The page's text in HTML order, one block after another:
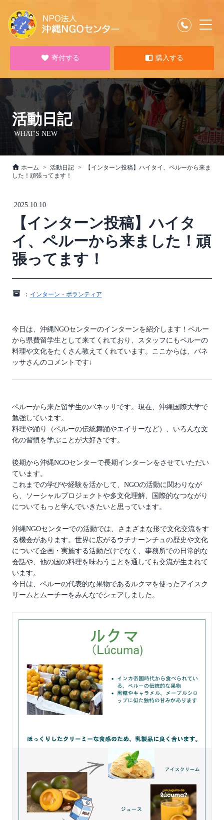
寄付する 購入する
活動日記
WHAT'S NEW
ホーム 活動日記
【インターン投稿】ハイタイ、ペルーから来ま
した！頑張ってます！
2025.10.10
【インターン投稿】ハイタ
イ、ペルーから来ました！頑
張ってます！
： インターン・ボランティア
今日は、沖縄NGOセンターのインターンを紹介します！ペルー
から県費留学生として来てくれており、スタッフにもペルーの
料理や文化をたくさん教えてくれています。ここからは、バネ
ッサさんのコメントです↓
ペルーから来た留学生のバネッサです。現在、沖縄国際大学で
勉強しています。
料理や踊り（ペルーの伝統舞踊やエイサーなど）、いろんな文
化の習慣を学ぶことが大好きです。
後期から沖縄NGOセンターで長期インターンをさせていただい
ています。
これまでの学びや経験を活かして、NGOの活動に関わりなが
ら、ソーシャルプロジェクトや多文化理解、国際的なつながり
についてもっと学んでいきたいと思っています。
沖縄NGOセンターでの活動では、さまざまな形で文化交流をす
る機会があります。世界に広がるウチナーンチュの歴史や文化
について企画・実施する活動だけでなく、事務所での日常的な
会話や、他の国の料理を味わうことを通しても交流が生まれて
います。
今日は、ペルーの代表的な果物であるルクマを使ったアイスク
リームとムーチーをみんなでシェアしました。